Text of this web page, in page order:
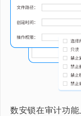
数安锁在审计功